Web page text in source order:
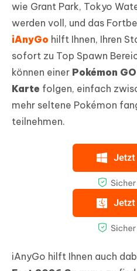
wie Grant Park, Tokyo
werden voll, und das
iAnyGo hilft Ihnen, Ihren
sofort zu Top Spawn
können einer Pokémon
Karte folgen, einfach
mehr seltene Pokémon
teilnehmen.
iAnyGo hilft Ihnen auch